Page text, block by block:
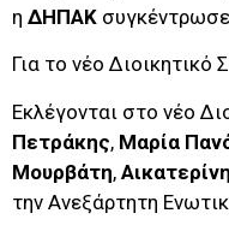
η ΔΗΠΑΚ συγκέντρωσε
Για το νέο Διοικητικό
Εκλέγονται στο νέο
Πετράκης, Μαρία
Μουρβάτη,
την Ανεξάρτητη